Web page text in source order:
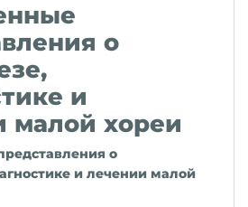
о
и
малой хореи
о
и лечении малой